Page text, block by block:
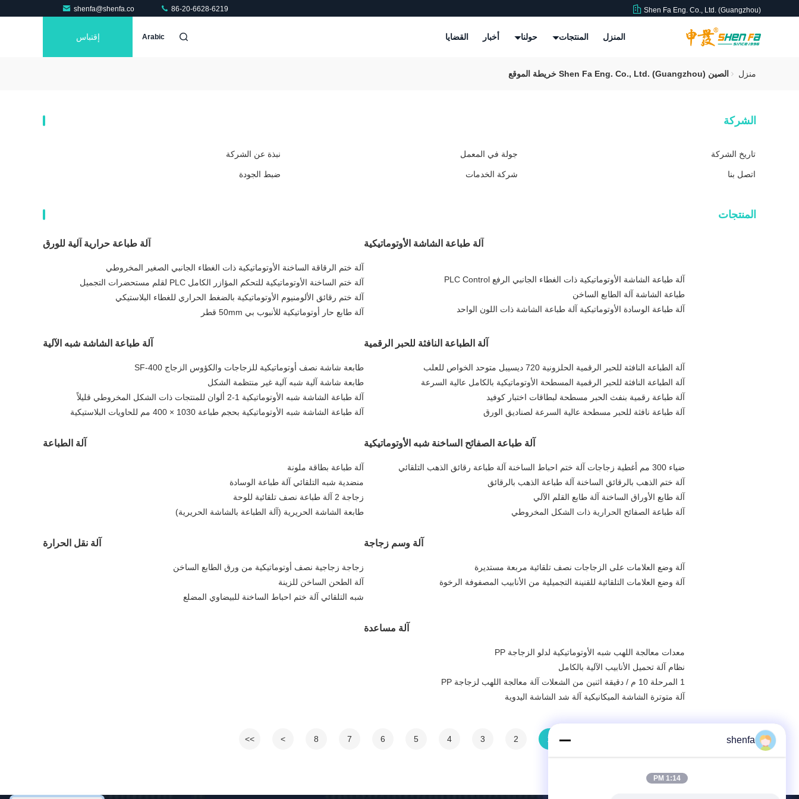
Shen Fa Eng. Co., Ltd. (Guangzhou)
shenfa@shenfa.co 86-20-6628-6219
المنزل المنتجات حولنا أخبار القضايا Arabic إقتباس
منزل الصين Shen Fa Eng. Co., Ltd. (Guangzhou) خريطة الموقع
الشركة
نبذة عن الشركة جولة في المعمل تاريخ الشركة
ضبط الجودة شركة الخدمات اتصل بنا
المنتجات
آلة طباعة الشاشة الأوتوماتيكية
آلة طباعة الشاشة الأوتوماتيكية ذات الغطاء الجانبي الرفع PLC Control
طباعة الشاشة آلة الطابع الساخن
آلة طباعة الوسادة الأوتوماتيكية آلة طباعة الشاشة ذات اللون الواحد
آلة طباعة حرارية آلية للورق
آلة ختم الرقاقة الساخنة الأوتوماتيكية ذات الغطاء الجانبي الصغير المخروطي
آلة ختم الساخنة الأوتوماتيكية للتحكم المؤازر الكامل PLC لقلم مستحضرات التجميل
آلة ختم رقائق الألومنيوم الأوتوماتيكية بالضغط الحراري للغطاء البلاستيكي
آلة طابع حار أوتوماتيكية للأنبوب بي 50mm قطر
آلة الطباعة النافثة للحبر الرقمية
آلة الطباعة النافثة للحبر الرقمية الحلزونية 720 ديسيبل متوحد الخواص للعلب
آلة الطباعة النافثة للحبر الرقمية المسطحة الأوتوماتيكية بالكامل عالية السرعة
آلة طباعة رقمية بنفث الحبر مسطحة لبطاقات اختبار كوفيد
آلة طباعة نافثة للحبر مسطحة عالية السرعة لصناديق الورق
آلة طباعة الشاشة شبه الآلية
طابعة شاشة نصف أوتوماتيكية للزجاجات والكؤوس الزجاج SF-400
طابعة شاشة آلية شبه آلية غير منتظمة الشكل
آلة طباعة الشاشة شبه الأوتوماتيكية 1-2 ألوان للمنتجات ذات الشكل المخروطي قليلاً
آلة طباعة الشاشة شبه الأوتوماتيكية بحجم طباعة 1030 × 400 مم للحاويات البلاستيكية
آلة طباعة الصفائح الساخنة شبه الأوتوماتيكية
ضياء 300 مم أغطية زجاجات آلة ختم احباط الساخنة آلة طباعة رقائق الذهب التلقائي
آلة ختم الذهب بالرقائق الساخنة آلة طباعة الذهب بالرقائق
آلة طابع الأوراق الساخنة آلة طابع القلم الآلي
آلة طباعة الصفائح الحرارية ذات الشكل المخروطي
آلة الطباعة
آلة طباعة بطاقة ملونة
منضدية شبه التلقائي آلة طباعة الوسادة
زجاجة 2 آلة طباعة نصف تلقائية للوحة
طابعة الشاشة الحريرية (آلة الطباعة بالشاشة الحريرية)
آلة وسم زجاجة
آلة وضع العلامات على الزجاجات نصف تلقائية مربعة مستديرة
آلة وضع العلامات التلقائية للقنينة التجميلية من الأنابيب المصفوفة الرخوة
آلة نقل الحرارة
زجاجة زجاجية نصف أوتوماتيكية من ورق الطابع الساخن
آلة الطحن الساخن للزينة
شبه التلقائي آلة ختم احباط الساخنة للبيضاوي المضلع
آلة مساعدة
معدات معالجة اللهب شبه الأوتوماتيكية لدلو الزجاجة PP
نظام آلة تحميل الأنابيب الآلية بالكامل
1 المرحلة 10 م / دقيقة اثنين من الشعلات آلة معالجة اللهب لزجاجة PP
آلة متوترة الشاشة الميكانيكية آلة شد الشاشة اليدوية
1
2
3
4
5
6
7
8
>
>> shenfa
1:14 PM